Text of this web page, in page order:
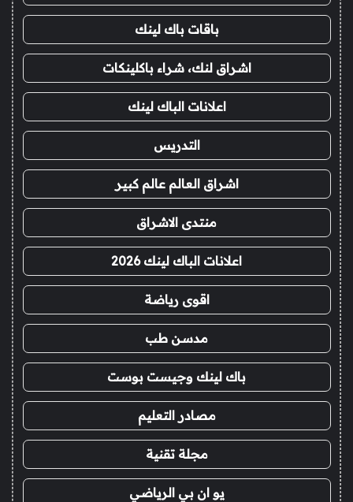
باقات باك لينك
اشراق لنك، شراء باكلينكات
اعلانات الباك لينك
التدريس
اشراق العالم عالم كبير
منتدى الاشراق
اعلانات الباك لينك 2026
اقوى رياضة
مدسن طب
باك لينك وجيست بوست
مصادر التعليم
مجلة تقنية
يو ان بي الرياضي